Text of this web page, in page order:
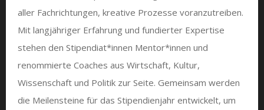
aller Fachrichtungen, kreative Prozesse voranzutreiben.
Mit langjähriger Erfahrung und fundierter Expertise
stehen den Stipendiat*innen Mentor*innen und
renommierte Coaches aus Wirtschaft, Kultur,
Wissenschaft und Politik zur Seite. Gemeinsam werden
die Meilensteine für das Stipendienjahr entwickelt, um